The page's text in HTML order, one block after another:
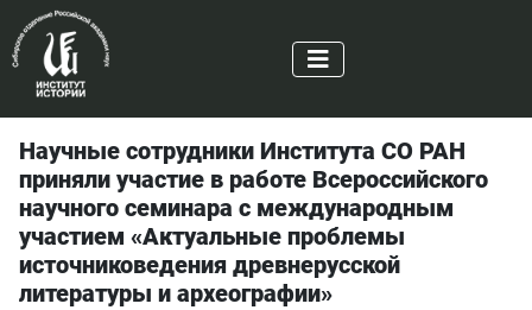
Научные сотрудники Института СО РАН
приняли участие в работе Всероссийского
научного семинара с международным
участием «Актуальные проблемы
источниковедения древнерусской
литературы и археографии»